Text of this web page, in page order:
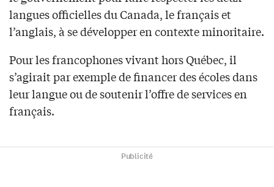
langues officielles du Canada, le français et
l’anglais, à se développer en contexte minoritaire.
Pour les francophones vivant hors Québec, il
s’agirait par exemple de financer des écoles dans
leur langue ou de soutenir l’offre de services en
français.
Publicité